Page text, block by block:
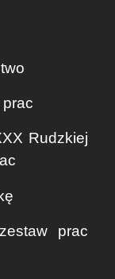
Rudzkiej
prac